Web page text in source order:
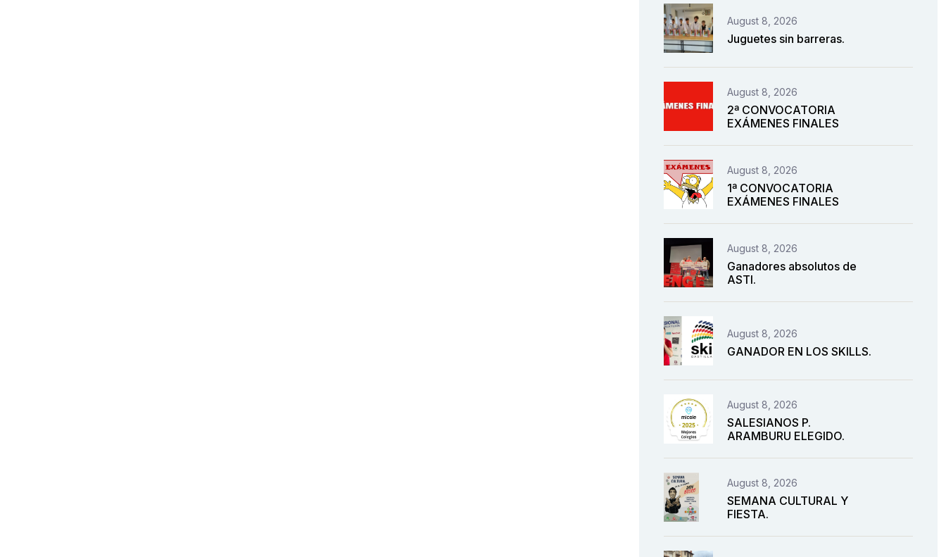
August 8, 2026
Juguetes sin barreras.
August 8, 2026
2ª CONVOCATORIA
EXÁMENES FINALES
August 8, 2026
1ª CONVOCATORIA
EXÁMENES FINALES
August 8, 2026
Ganadores absolutos de
ASTI.
August 8, 2026
GANADOR EN LOS SKILLS.
August 8, 2026
SALESIANOS P.
ARAMBURU ELEGIDO.
August 8, 2026
SEMANA CULTURAL Y
FIESTA.